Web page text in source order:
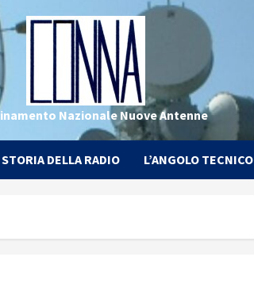
Nazionale Nuove Antenne
STORIA DELLA RADIO L’ANGOLO TECNICO